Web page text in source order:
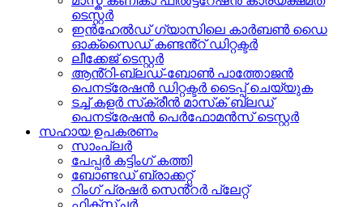
ടെസ്റ്റർ
ഇൻഹേൽഡ് ഗ്യാസിലെ കാർബൺ ഡൈ
ഓക്സൈഡ് കണ്ടൻ്റ് ഡിറ്റക്ടർ
ലീക്കേജ് ടെസ്റ്റർ
ആൻ്റി-ബ്ലഡ്-ബോൺ പാത്തോജൻ
പെനട്രേഷൻ ഡിറ്റക്ടർ ടൈപ്പ് ചെയ്യുക
ടച്ച് കളർ സ്‌ക്രീൻ മാസ്‌ക് ബ്ലഡ്
പെനട്രേഷൻ പെർഫോമൻസ് ടെസ്റ്റർ
സഹായ ഉപകരണം
സാംപ്ലർ
പേപ്പർ കട്ടിംഗ് കത്തി
ബോണ്ടഡ് ബ്രാക്കറ്റ്
റിംഗ് പ്രഷർ സെൻ്റർ പ്ലേറ്റ്
ഫിക്സ്ചർ